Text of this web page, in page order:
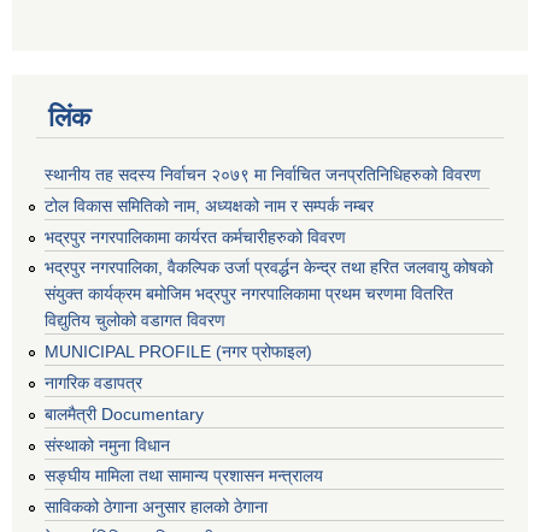
लिंक
स्थानीय तह सदस्य निर्वाचन २०७९ मा निर्वाचित जनप्रतिनिधिहरुको विवरण
टोल विकास समितिको नाम, अध्यक्षको नाम र सम्पर्क नम्बर
भद्रपुर नगरपालिकामा कार्यरत कर्मचारीहरुको विवरण
भद्रपुर नगरपालिका, वैकल्पिक उर्जा प्रवर्द्धन केन्द्र तथा हरित जलवायु कोषको
संयुक्त कार्यक्रम बमोजिम भद्रपुर नगरपालिकामा प्रथम चरणमा वितरित
विद्युतिय चुलोको वडागत विवरण
MUNICIPAL PROFILE (नगर प्रोफाइल)
नागरिक वडापत्र
बालमैत्री Documentary
संस्थाको नमुना विधान
सङ्घीय मामिला तथा सामान्य प्रशासन मन्त्रालय
साविकको ठेगाना अनुसार हालको ठेगाना